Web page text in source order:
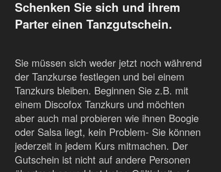
Schenken Sie sich und ihrem
Parter einen Tanzgutschein.
Sie müssen sich weder jetzt noch während
der Tanzkurse festlegen und bei einem
Tanzkurs bleiben. Beginnen Sie z.B. mit
einem Discofox Tanzkurs und möchten
aber auch mal probieren wie ihnen Boogie
oder Salsa liegt, kein Problem- Sie können
jederzeit in jedem Kurs mitmachen. Der
Gutschein ist nicht auf andere Personen